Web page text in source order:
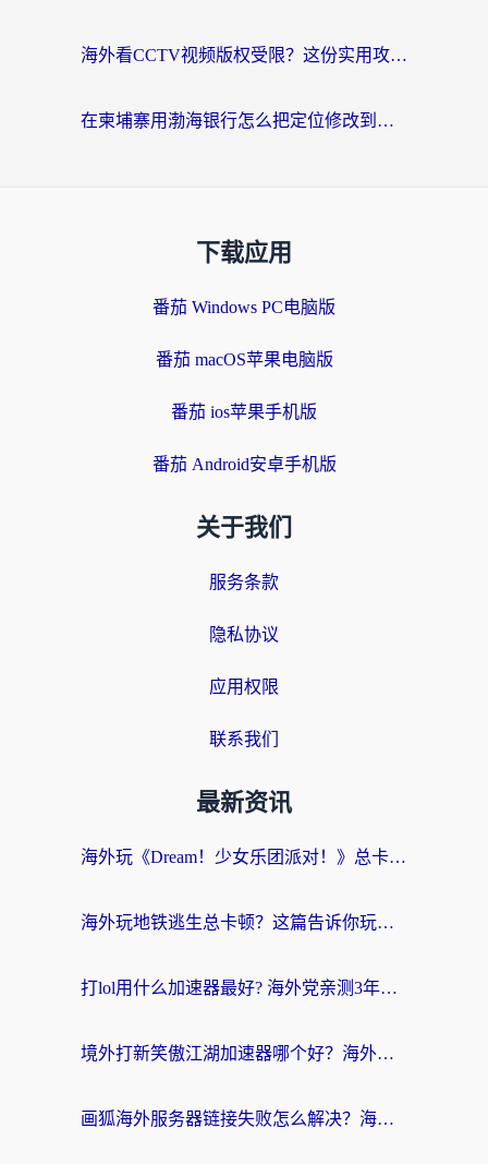
海外看CCTV视频版权受限？这份实用攻略帮你解锁国内影视+解决足球直播&政务APP难题
在柬埔寨用渤海银行怎么把定位修改到中国国内？3招解决海外生活的“数字乡愁”
下载应用
番茄 Windows PC电脑版
番茄 macOS苹果电脑版
番茄 ios苹果手机版
番茄 Android安卓手机版
关于我们
服务条款
隐私协议
应用权限
联系我们
最新资讯
海外玩《Dream！少女乐团派对！》总卡顿？加速器到底能不能用？一篇指南解决你的国服游戏难题
海外玩地铁逃生总卡顿？这篇告诉你玩地铁逃生用什么加速器好,比较好
打lol用什么加速器最好? 海外党亲测3年的国服游戏加速终极攻略
境外打新笑傲江湖加速器哪个好？海外玩家国服畅玩全攻略（附实测推荐）
画狐海外服务器链接失败怎么解决？海外玩家国服游戏加速器终极指南